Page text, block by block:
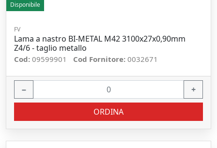
Disponibile
FV
Lama a nastro BI-METAL M42 3100x27x0,90mm
Z4/6 - taglio metallo
Cod: 09599901 Cod Fornitore: 0032671
− +
ORDINA